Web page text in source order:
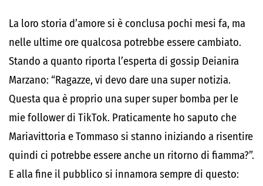
La loro storia d’amore si è conclusa pochi mesi fa, ma
nelle ultime ore qualcosa potrebbe essere cambiato.
Stando a quanto riporta l’esperta di gossip Deianira
Marzano: “Ragazze, vi devo dare una super notizia.
Questa qua è proprio una super super bomba per le
mie follower di TikTok. Praticamente ho saputo che
Mariavittoria e Tommaso si stanno iniziando a risentire
quindi ci potrebbe essere anche un ritorno di fiamma?”.
E alla fine il pubblico si innamora sempre di questo: